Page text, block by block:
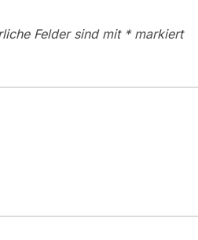
Felder sind mit *markiert